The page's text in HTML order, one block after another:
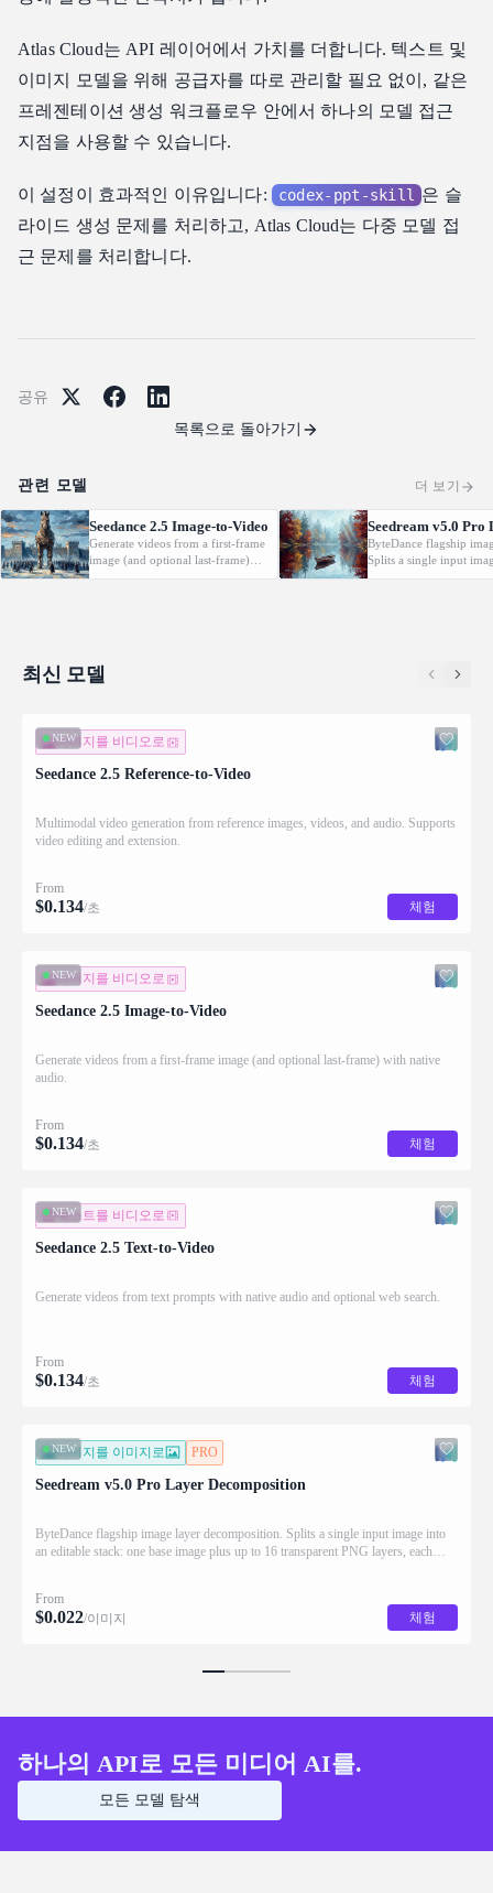
Atlas Cloud는 API 레이어에서 가치를 더합니다. 텍스트 및
이미지 모델을 위해 공급자를 따로 관리할 필요 없이, 같은
프레젠테이션 생성 워크플로우 안에서 하나의 모델 접근
지점을 사용할 수 있습니다.
이 설정이 효과적인 이유입니다: codex-ppt-skill 은 슬
라이드 생성 문제를 처리하고, Atlas Cloud는 다중 모델 접
근 문제를 처리합니다.
공유
목록으로 돌아가기
관련 모델 더 보기
Seedance 2.5 Image-to-Video
Generate videos from a first-frame
image (and optional last-frame)
with native audio.
Seedream v5.0
ByteDance flagship
Splits a single input
one base image plus up
최신 모델
NEW
이미지를 비디오로
Seedance 2.5 Reference-to-Video
Multimodal video generation from reference images, videos, and audio. Supports
video editing and extension.
From
$0.134/초 체험
NEW
이미지를 비디오로
Seedance 2.5 Image-to-Video
Generate videos from a first-frame image (and optional last-frame) with native
audio.
From
$0.134/초 체험
NEW
텍스트를 비디오로
Seedance 2.5 Text-to-Video
Generate videos from text prompts with native audio and optional web search.
From
$0.134/초 체험
NEW
이미지를 이미지로 PRO
Seedream v5.0 Pro Layer Decomposition
ByteDance flagship image layer decomposition. Splits a single input image into
an editable stack: one base image plus up to 16 transparent PNG layers, each
From
$0.022/이미지 체험
하나의 API로 모든 미디어 AI를.
모든 모델 탐색